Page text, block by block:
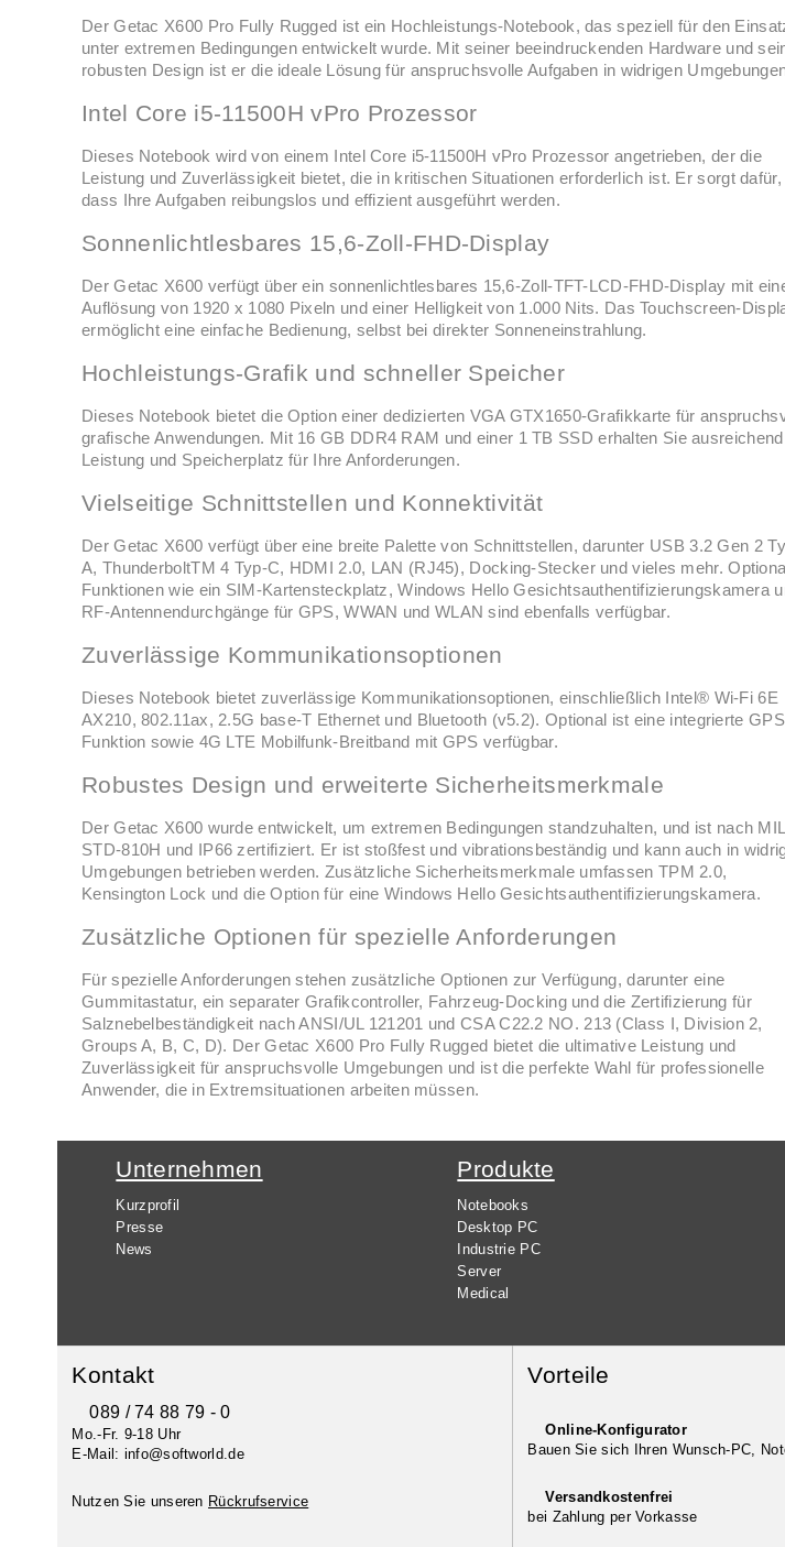
Der Getac X600 Pro Fully Rugged ist ein Hochleistungs-Notebook, das speziell für den
unter extremen Bedingungen entwickelt wurde. Mit seiner beeindruckenden Hardware und
robusten Design ist er die ideale Lösung für anspruchsvolle Aufgaben in widrigen
Intel Core i5-11500H vPro Prozessor
Dieses Notebook wird von einem Intel Core i5-11500H vPro Prozessor angetrieben, der die
Leistung und Zuverlässigkeit bietet, die in kritischen Situationen erforderlich ist. Er sorgt dafür,
dass Ihre Aufgaben reibungslos und effizient ausgeführt werden.
Sonnenlichtlesbares 15,6-Zoll-FHD-Display
Der Getac X600 verfügt über ein sonnenlichtlesbares 15,6-Zoll-TFT-LCD-FHD-Display mit
Auflösung von 1920 x 1080 Pixeln und einer Helligkeit von 1.000 Nits. Das Touchscreen-
ermöglicht eine einfache Bedienung, selbst bei direkter Sonneneinstrahlung.
Hochleistungs-Grafik und schneller Speicher
Dieses Notebook bietet die Option einer dedizierten VGA GTX1650-Grafikkarte für
grafische Anwendungen. Mit 16 GB DDR4 RAM und einer 1 TB SSD erhalten Sie ausreichend
Leistung und Speicherplatz für Ihre Anforderungen.
Vielseitige Schnittstellen und Konnektivität
Der Getac X600 verfügt über eine breite Palette von Schnittstellen, darunter USB 3.2 Gen 2
A, ThunderboltTM 4 Typ-C, HDMI 2.0, LAN (RJ45), Docking-Stecker und vieles mehr.
Funktionen wie ein SIM-Kartensteckplatz, Windows Hello Gesichtsauthentifizierungskamera
RF-Antennendurchgänge für GPS, WWAN und WLAN sind ebenfalls verfügbar.
Zuverlässige Kommunikationsoptionen
Dieses Notebook bietet zuverlässige Kommunikationsoptionen, einschließlich Intel® Wi-Fi 6E
AX210, 802.11ax, 2.5G base-T Ethernet und Bluetooth (v5.2). Optional ist eine integrierte
Funktion sowie 4G LTE Mobilfunk-Breitband mit GPS verfügbar.
Robustes Design und erweiterte Sicherheitsmerkmale
Der Getac X600 wurde entwickelt, um extremen Bedingungen standzuhalten, und ist nach
STD-810H und IP66 zertifiziert. Er ist stoßfest und vibrationsbeständig und kann auch in
Umgebungen betrieben werden. Zusätzliche Sicherheitsmerkmale umfassen TPM 2.0,
Kensington Lock und die Option für eine Windows Hello Gesichtsauthentifizierungskamera.
Zusätzliche Optionen für spezielle Anforderungen
Für spezielle Anforderungen stehen zusätzliche Optionen zur Verfügung, darunter eine
Gummitastatur, ein separater Grafikcontroller, Fahrzeug-Docking und die Zertifizierung für
Salznebelbeständigkeit nach ANSI/UL 121201 und CSA C22.2 NO. 213 (Class I, Division 2,
Groups A, B, C, D). Der Getac X600 Pro Fully Rugged bietet die ultimative Leistung und
Zuverlässigkeit für anspruchsvolle Umgebungen und ist die perfekte Wahl für professionelle
Anwender, die in Extremsituationen arbeiten müssen.
Unternehmen
Kurzprofil
Presse
News
Produkte
Notebooks
Desktop PC
Industrie PC
Server
Medical
Kontakt
089 / 74 88 79 - 0
Mo.-Fr. 9-18 Uhr
E-Mail: info@softworld.de
Nutzen Sie unseren Rückrufservice
Vorteile
Online-Konfigurator
Bauen Sie sich Ihren Wunsch-PC,
Versandkostenfrei
bei Zahlung per Vorkasse